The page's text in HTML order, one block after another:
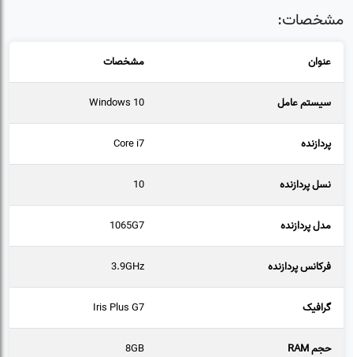
مشخصات:
عنوان مشخصات
سیستم عامل Windows 10
پردازنده Core i7
نسل پردازنده 10
مدل پردازنده 1065G7
فرکانس پردازنده 3.9GHz
گرافیک Iris Plus G7
حجم RAM 8GB